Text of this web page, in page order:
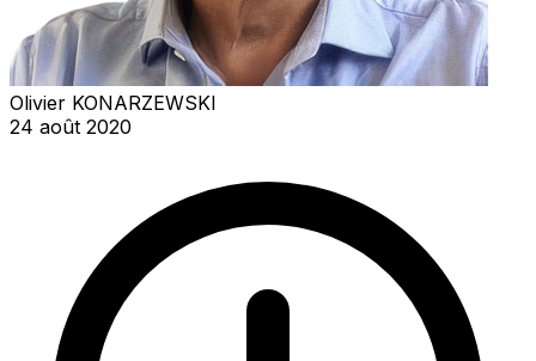
Olivier KONARZEWSKI
24 août 2020